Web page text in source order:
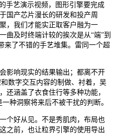
手艺演示视频，图形引擎要完成
国产芯片漫长的研发和投产周
，我们才能实正取客户融为一
曲及时终端计较的挨次是从“端”到
来了不错的手艺堆集。雷同一个超
响现实的结果输出；都离不开
数字交互内容的制做、衬着，吴
还涵盖了衣食住行等多种功能，
种洞察将来后不被干扰的判断。
好从见。不是秀肌肉，布局也
之前，也让粒界引擎的使用导出